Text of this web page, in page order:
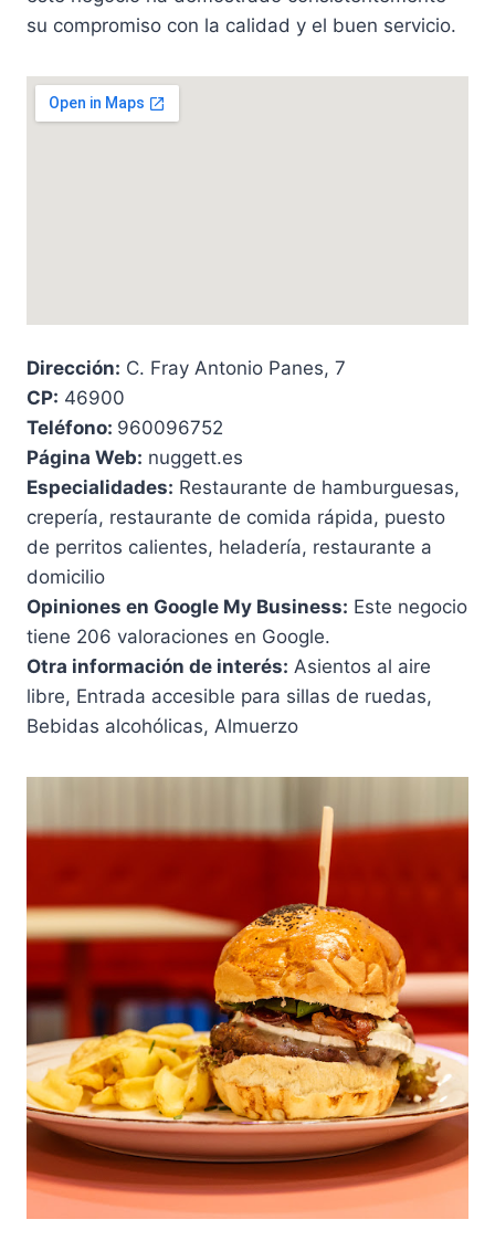
su compromiso con la calidad y el buen servicio.
Dirección: C. Fray Antonio Panes, 7
CP: 46900
Teléfono: 960096752
Página Web: nuggett.es
Especialidades: Restaurante de hamburguesas,
crepería, restaurante de comida rápida, puesto
de perritos calientes, heladería, restaurante a
domicilio
Opiniones en Google My Business: Este negocio
tiene 206 valoraciones en Google.
Otra información de interés: Asientos al aire
libre, Entrada accesible para sillas de ruedas,
Bebidas alcohólicas, Almuerzo